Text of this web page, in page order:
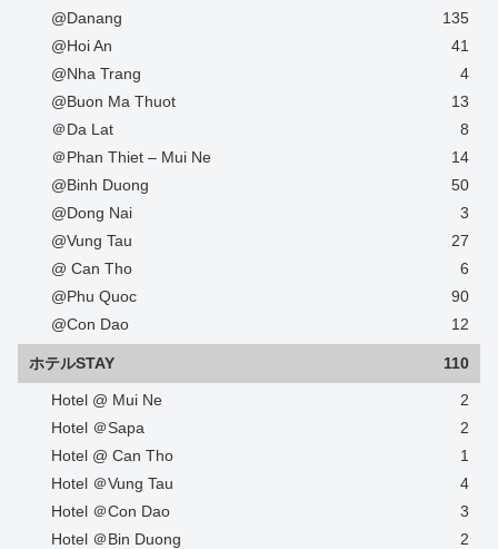
@Danang
135
@Hoi An
41
@Nha Trang
4
@Buon Ma Thuot
13
＠Da Lat
8
＠Phan Thiet – Mui Ne
14
@Binh Duong
50
@Dong Nai
3
@Vung Tau
27
@ Can Tho
6
@Phu Quoc
90
@Con Dao
12
ホテルSTAY 110
Hotel @ Mui Ne
2
Hotel ＠Sapa
2
Hotel @ Can Tho
1
Hotel ＠Vung Tau
4
Hotel ＠Con Dao
3
Hotel ＠Bin Duong
2